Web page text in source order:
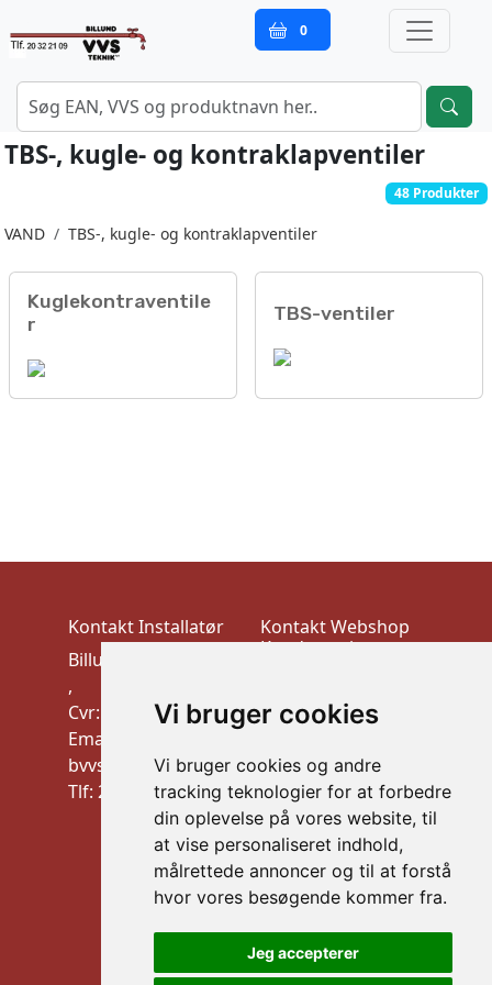
Vi bruger cookies
Vi bruger cookies og andre
tracking teknologier for at forbedre
din oplevelse på vores website, til
at vise personaliseret indhold,
målrettede annoncer og til at forstå
hvor vores besøgende kommer fra.
Jeg accepterer
0
TBS-, kugle- og kontraklapventiler
48 Produkter
VAND TBS-, kugle- og kontraklapventiler
Kuglekontraventile
r
TBS-ventiler
Kontakt Installatør
Billund VVS-Teknik
,
Cvr: 10910900
Email:
bvvstek@gmail.com
Tlf: 20 32 21 09
Kontakt Webshop
Kundeservice
Trudsøvej 10, 7600
CVR:44526026
mail: info@vek.dk
TLF: Al henvendelse
via mail
Information
Handelsbetingelser
Sikker betaling